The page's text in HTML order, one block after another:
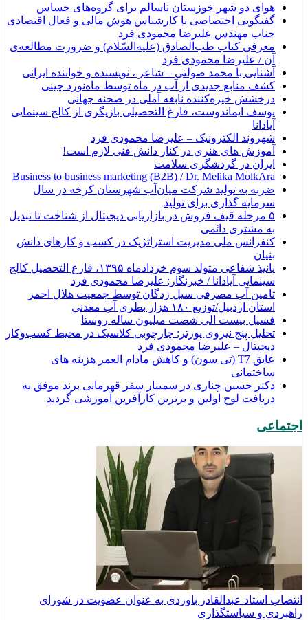
هوای دو شهر خوزستان ناسالم برای گروه‌های حساس
گفتگویی اختصاصی با کارشناس هوش مالی و فعال اقتصادی
جناب مهندس علیرضا محمودی فرد
معرفی کتاب طب‌الصادق (علیه‌السّلام) و ضرورت مطالعه‌ی
آن / علیرضا محمودی فرد
آشنایی با محمد صولتی – شاعر ، نویسنده و خواننده ایرانی
کشف منابع جدیدی از آب در ماه توسط ماه‌نورد چینی
درخشش خیره‌کننده نابغه آملی در صحنه جهانی
یوسف ایماندوست، فارغ التحصیلی بازیگری از کالج سینمایی
آپادانا
شهروند الکترونیک – علیرضا محمودی فرد
آموزش های هنری در کنار دانش فنی لازم است!
ایران در گردشگری سلامت
Business to business marketing (B2B) / Dr. Melika MolkAra
ضربه به تولید شرکت میان‌آب شهرستان کرخه در سال
سرمایه گذاری برای تولید
۵ مرحله قیف فروش در بازاریابی دیجیتال از شناخت تا تبدیل
به مشتری دائمی
کنفرانس ملی مدیریت استراتژیک در کسب و کارهای دانش
بنیان
پانیذ شفاعی متولد سوم خردادماه ۱۳۹۵، فارغ التحصیل کالج
سینمایی آپادانا / خبرنگار: علیرضا محمودی فرد
تامین آب مصرفی سیل زدگان توسط جمعیت هلال احمر
استان اردبیل/توزیع ۱۸۰ هزار بطری آب معدنی
فسیل بیست الی شصت میلیون ساله روستا
تحلیل پنج نیروی پورتر: چارچوبی کلاسیک در محیط کسب‌وکار
دیجیتال – علیرضا محمودی فرد
عایق T7 (تی سون) و کاهش مادام العمر هزینه های
ساختمانی
دکتر حسین چناری در سمینار سفر قهرمانی برند موفق به
دریافت لوح اولین و برترین کارآفرین آموزشی گردید
اجتماعی
انتصاب استاد عبدالقادر باوردی به عنوان عضویت در شورای
راهبردی و سیاستگذاری